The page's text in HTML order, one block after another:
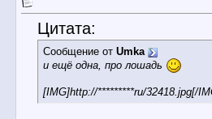
Цитата:
Сообщение от Umka
и ещё одна, про лошадь
[IMG]http://*********ru/32418.jpg[/